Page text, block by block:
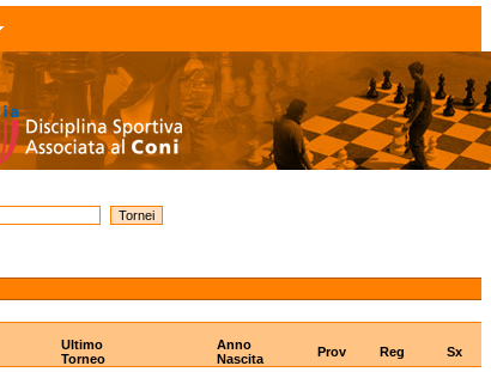
Ultimo
Torneo
Anno
Nascita
Prov Reg
Sx